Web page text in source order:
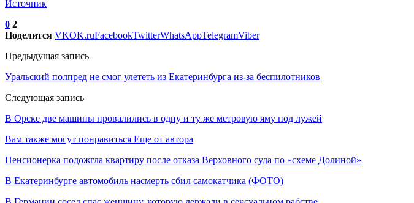
Источник
0 2
Поделится VKOK.ruFacebookTwitterWhatsAppTelegramViber
Предыдущая запись
Уральский полпред не смог улететь из Екатеринбурга из-за беспилотников
Следующая запись
В Орске две машины провалились в одну и ту же метровую яму под лужей
Вам также могут понравиться Еще от автора
Пенсионерка подожгла квартиру после отказа Верховного суда по «схеме Долиной»
В Екатеринбурге автомобиль насмерть сбил самокатчика (ФОТО)